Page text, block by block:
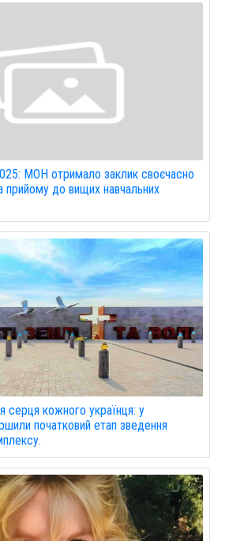
МОН отримало заклик своєчасно
прийому до вищих навчальних
серця кожного українця: у
початковий етап зведення